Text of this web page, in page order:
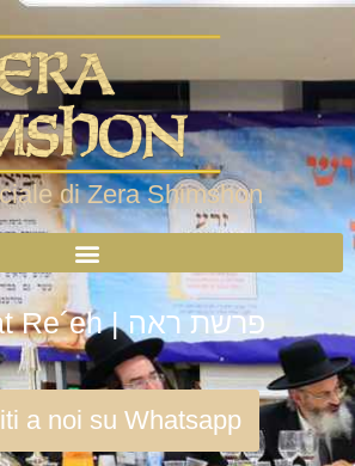
di Zera Shimshon
Parshat Re´eh | פרשת ראה
a noi su Whatsapp